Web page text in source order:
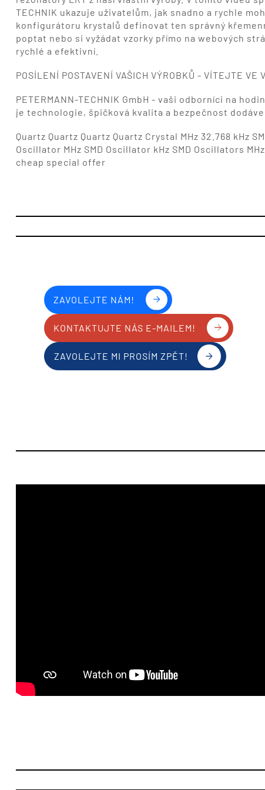
TECHNIK ukazuje uživatelům, jak snadno a rychle
konfigurátoru krystalů definovat ten správný
poptat nebo si vyžádat vzorky přímo na webových
rychlé a efektivní.
POSÍLENÍ POSTAVENÍ VAŠICH VÝROBKŮ - VÍTEJTE VE
PETERMANN-TECHNIK GmbH - vaši odborníci na
je technologie, špičková kvalita a bezpečnost
Quartz Quartz Quartz Quartz Crystal MHz 32.768 kHz
Oscillator MHz SMD Oscillator kHz SMD Oscillators
cheap special offer
ZAVOLEJTE NÁM!
KONTAKTUJTE NÁS E-MAILEM!
ZAVOLEJTE MI PROSÍM ZPĚT!